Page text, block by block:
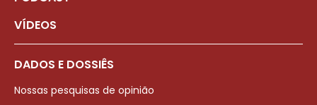
VÍDEOS
DADOS E DOSSIÊS
Nossas pesquisas de opinião